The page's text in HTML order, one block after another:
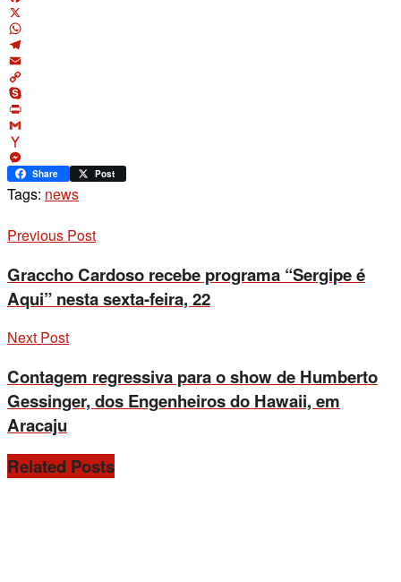
Facebook
X
WhatsApp
Telegram
Email
Copy
Link
Skype
Print
Gmail
Yahoo
Mail
Messenger
Share Post
Tags: news
Previous Post
Graccho Cardoso recebe programa “Sergipe é
Aqui” nesta sexta-feira, 22
Next Post
Contagem regressiva para o show de Humberto
Gessinger, dos Engenheiros do Hawaii, em
Aracaju
Related Posts